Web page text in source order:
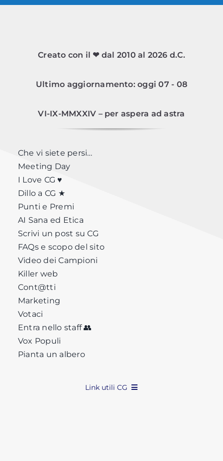
Creato con il ❤ dal 2010 al 2026 d.C.
Ultimo aggiornamento: oggi 07 - 08
VI-IX-MMXXIV – per aspera ad astra
Che vi siete persi…
Meeting Day
I Love CG ♥
Dillo a CG ★
Punti e Premi
AI Sana ed Etica
Scrivi un post su CG
FAQs e scopo del sito
Video dei Campioni
Killer web
Cont@tti
Marketing
Votaci
Entra nello staff 👥
Vox Populi
Pianta un albero
Link utili CG